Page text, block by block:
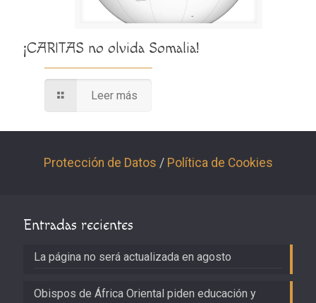
¡CARITAS no olvida Somalia!
Leer más
Protección de Datos / Política de Cookies
Entradas recientes
La página no será actualizada en agosto
Obispos de África Oriental piden educación y